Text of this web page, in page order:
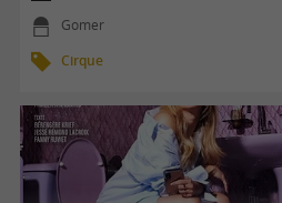
Gomer
Cirque